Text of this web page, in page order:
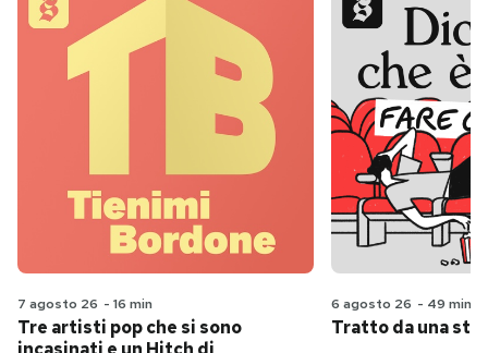
7 agosto 26 - 16 min
Tre artisti pop che si sono
6 agosto 26 - 49 min
Tratto da una